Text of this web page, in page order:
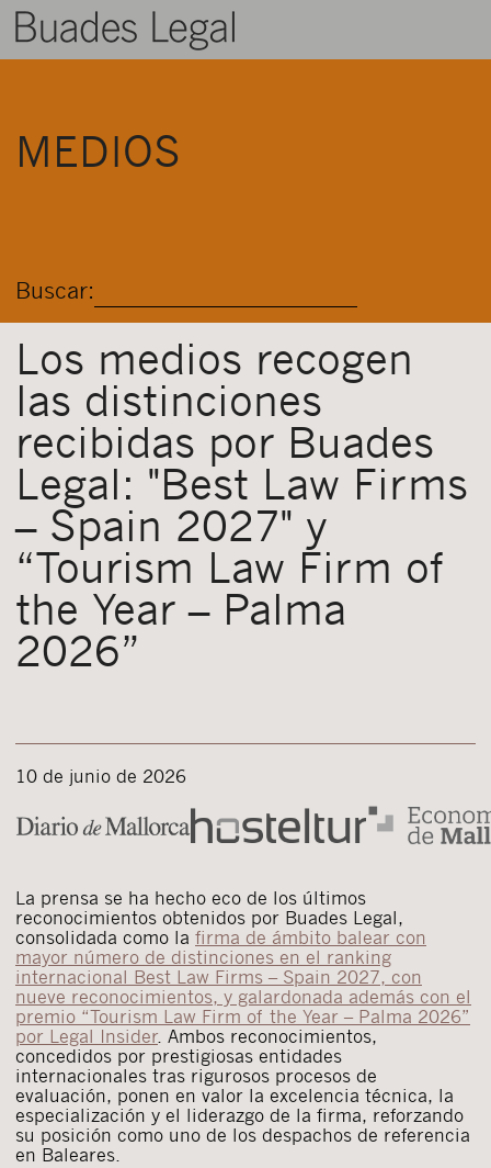
MEDIOS
Buscar:
Los medios recogen
las distinciones
recibidas por Buades
Legal: "Best Law Firms
– Spain 2027" y
“Tourism Law Firm of
the Year – Palma
2026”
10 de junio de 2026
La prensa se ha hecho eco de los últimos
reconocimientos obtenidos por Buades Legal,
consolidada como la firma de ámbito balear con
mayor número de distinciones en el ranking
internacional Best Law Firms – Spain 2027, con
nueve reconocimientos, y galardonada además con el
premio “Tourism Law Firm of the Year – Palma 2026”
por Legal Insider. Ambos reconocimientos,
concedidos por prestigiosas entidades
internacionales tras rigurosos procesos de
evaluación, ponen en valor la excelencia técnica, la
especialización y el liderazgo de la firma, reforzando
su posición como uno de los despachos de referencia
en Baleares.